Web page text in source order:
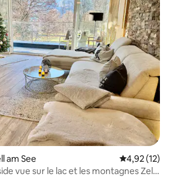
am See Évaluation
4,92 (12)
vue sur le lac et les montagnes Zell